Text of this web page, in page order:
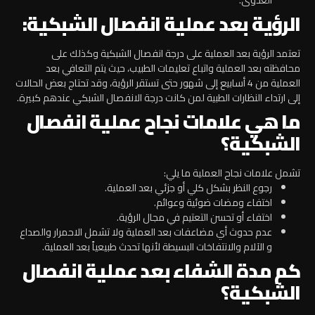
الرؤية بعد عملية انفصال الشبكية:
تعتمد الرؤية بعد العملية على درجة انفصال الشبكية وكذلك على
محافظته بعد العملية واتباع تعليمات الطبيب، حيث يتم التعافي بعد
العملية من 4 أسابيع إلى شهور حتى تستقر الرؤية، وقد تحتاج بعض الحالات
إلى ارتداء النظارات الطبية لمن كانت درجة الانفصال الشبكي عندهم كبيرة.
ما هي علامات نجاح عملية انفصال
الشبكية؟
تشمل علامات نجاح العملية ما يلي:
رجوع النظر بشكل كلي أو جزئي بعد العملية.
اختفاء ومضات ضوئية وعوائم.
اختفاء أو تحسن التعتيم في مجال الرؤية.
عدم حدوث أي مضاعفات بعد العملية ولا تشمل الاحمرار والصداع
و الآلام والانتفاخات البسيطة لأنها تحدث طبيعياً بعد العملية.
كم مدة الشفاء بعد عملية انفصال
الشبكية؟